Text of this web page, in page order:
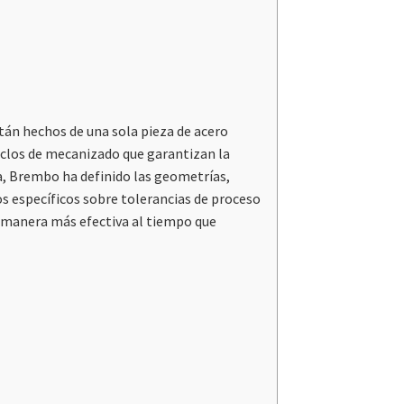
hechos de una sola pieza de acero
de mecanizado que garantizan la
Brembo ha definido las geometrías,
específicos sobre tolerancias de proceso
más efectiva al tiempo que